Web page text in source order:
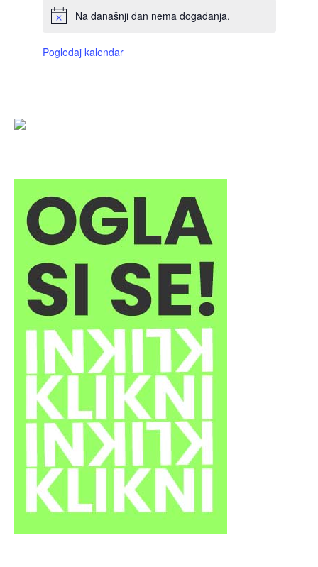
Na današnji dan nema događanja.
Pogledaj kalendar